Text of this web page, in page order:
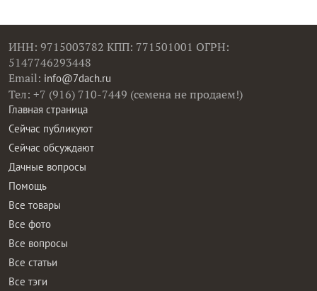
ИНН: 9715003782 КПП: 771501001 ОГРН:
5147746293448
Email: info@7dach.ru
Тел: +7 (916) 710-7449 (семена не продаем!)
Главная страница
Сейчас публикуют
Сейчас обсуждают
Дачные вопросы
Помощь
Все товары
Все фото
Все вопросы
Все статьи
Все тэги